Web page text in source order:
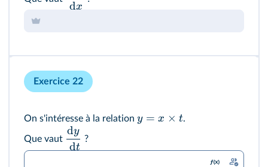
dx
Exercice 22
On s'intéresse à la relation y = x × t.
Que vaut
dt
dy
?